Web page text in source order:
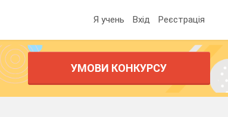
Я учень Вхід Реєстрація
УМОВИ КОНКУРСУ